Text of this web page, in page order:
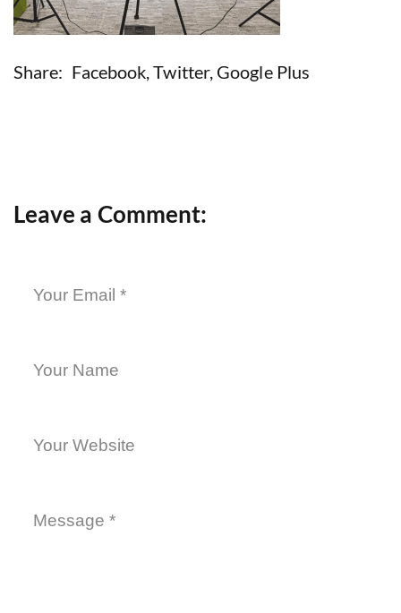
Share: Facebook,Twitter, Google Plus
Leave a Comment: